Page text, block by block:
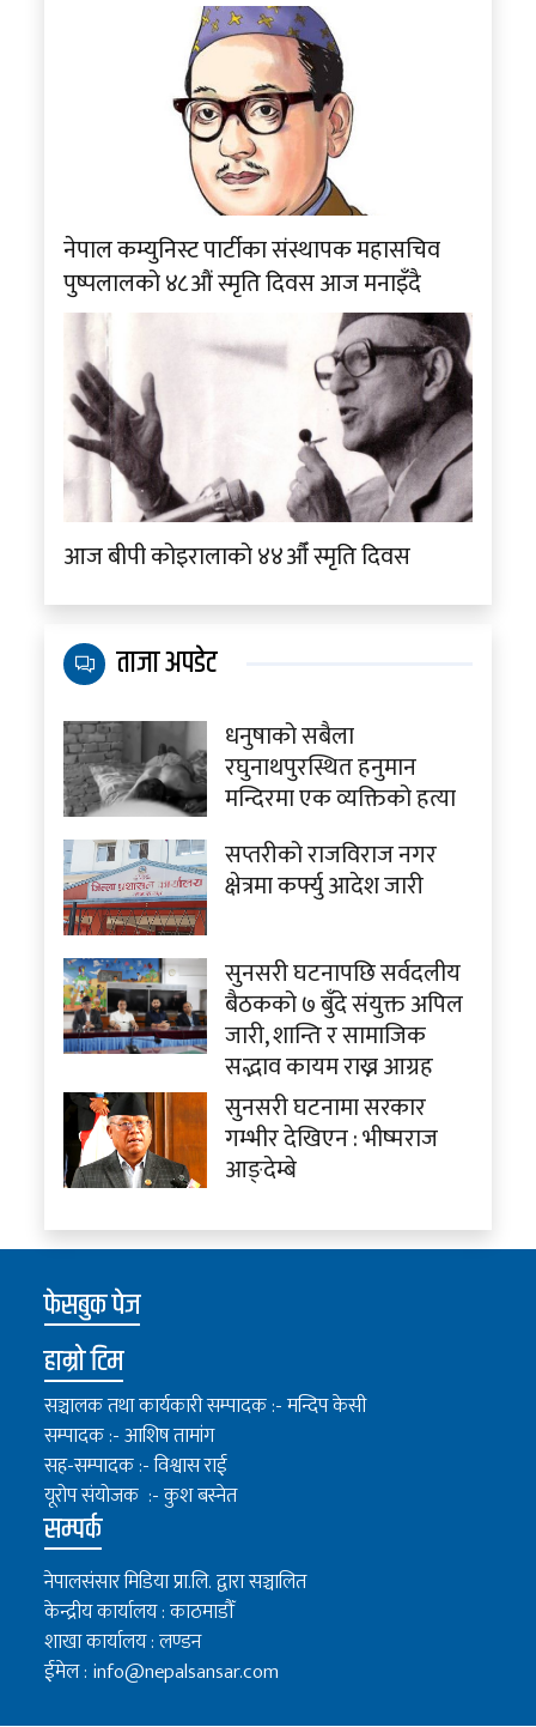
नेपाल कम्युनिस्ट पार्टीका संस्थापक महासचिव
पुष्पलालको ४८औं स्मृति दिवस आज मनाइँदै
आज बीपी कोइरालाको ४४औँ स्मृति दिवस
ताजा अपडेट
धनुषाको सबैला
रघुनाथपुरस्थित हनुमान
मन्दिरमा एक व्यक्तिको हत्या
सप्तरीको राजविराज नगर
क्षेत्रमा कर्फ्यु आदेश जारी
सुनसरी घटनापछि सर्वदलीय
बैठकको ७ बुँदे संयुक्त अपिल
जारी, शान्ति र सामाजिक
सद्भाव कायम राख्न आग्रह
सुनसरी घटनामा सरकार
गम्भीर देखिएन : भीष्मराज
आङ्देम्बे
फेसबुक पेज
हाम्रो टिम
सञ्चालक तथा कार्यकारी सम्पादक :- मन्दिप केसी
सम्पादक :- आशिष तामांग
सह-सम्पादक :- विश्वास राई
यूरोप संयोजक :- कुश बस्नेत
सम्पर्क
नेपालसंसार मिडिया प्रा.लि. द्वारा सञ्चालित
केन्द्रीय कार्यालय : काठमाडौँ
शाखा कार्यालय : लण्डन
ईमेल : info@nepalsansar.com